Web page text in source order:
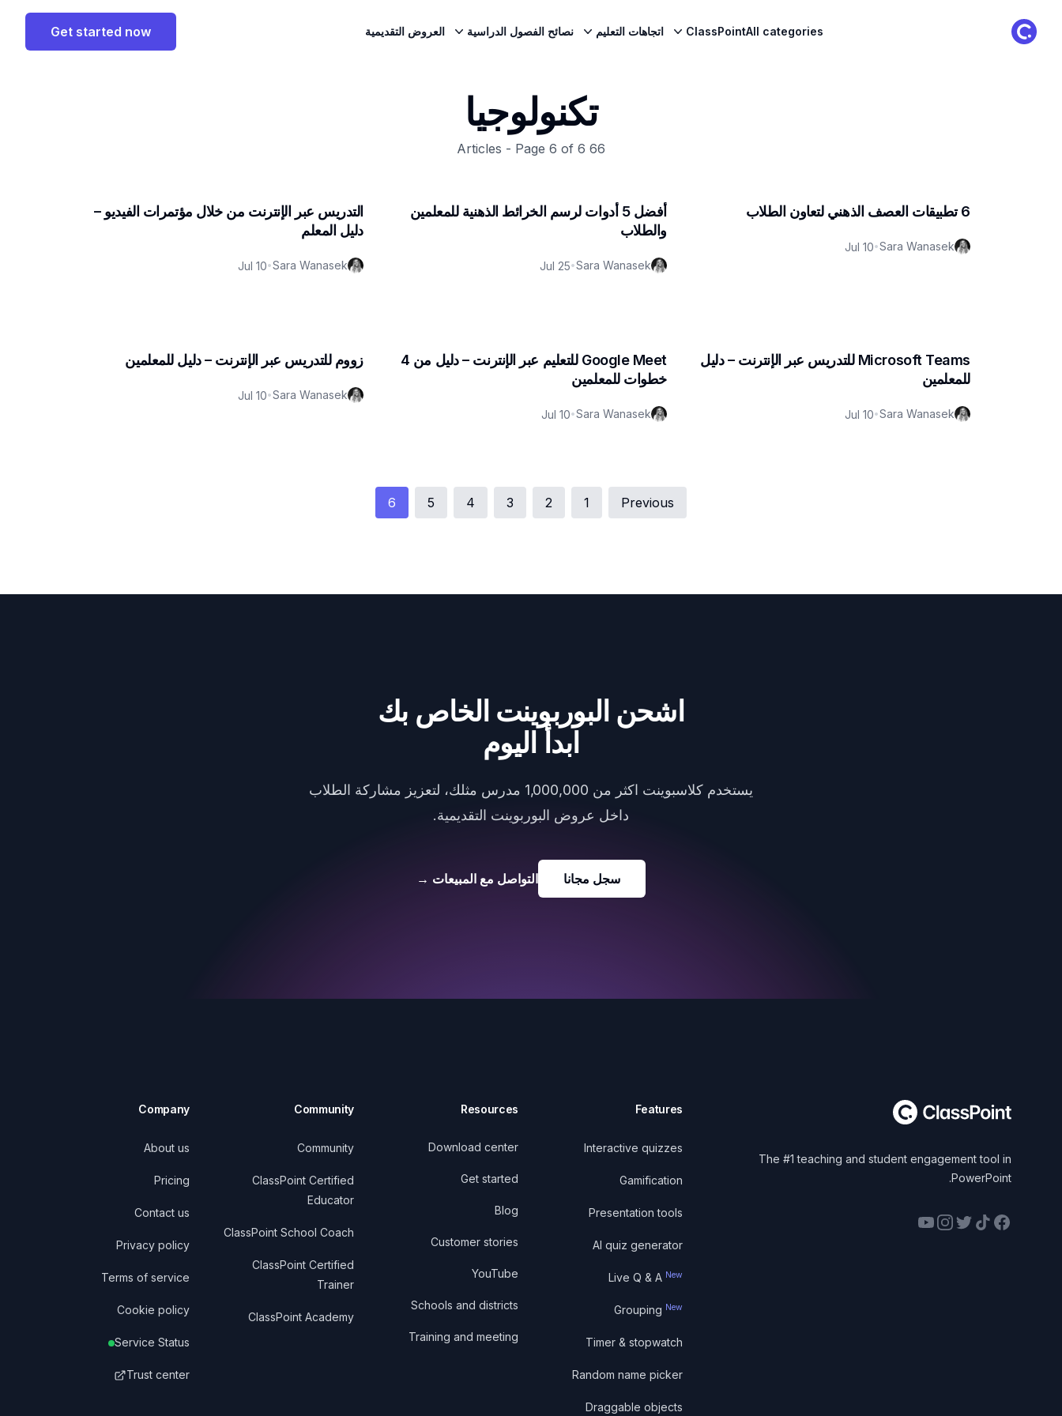
ClassPoint Logo
All categories
ClassPoint اتجاهات التعليم نصائح الفصول الدراسية العروض التقديمية Get started now
تكنولوجيا
66
6 of 6
6 تطبيقات العصف الذهني لتعاون الطلاب
Sara Wanasek
•
Jul 10
أفضل 5 أدوات لرسم الخرائط الذهنية للمعلمين
والطلاب
Sara Wanasek
•
Jul 25
التدريس عبر الإنترنت من خلال مؤتمرات الفيديو –
دليل المعلم
Sara Wanasek
•
Jul 10
Microsoft Teams للتدريس عبر الإنترنت – دليل
للمعلمين
Sara Wanasek
•
Jul 10
Google Meet للتعليم عبر الإنترنت – دليل من 4
خطوات للمعلمين
Sara Wanasek
•
Jul 10
زووم للتدريس عبر الإنترنت – دليل للمعلمين
Sara Wanasek
•
Jul 10
Previous
1
2
3
4
5
6
اشحن البوربوينت الخاص بك
ابدأ اليوم
يستخدم كلاسبوينت اكثر من 1,000,000 مدرس مثلك، لتعزيز مشاركة الطلاب
داخل عروض البوربوينت التقديمية.
سجل مجانا التواصل مع المبيعات →
The #1 teaching and student engagement tool in
PowerPoint.
Facebook
TikTok
Twitter
Instagram
YouTube
Features
Interactive quizzes
Gamification
Presentation tools
AI quiz generator
Live Q & A New
Grouping New
Timer & stopwatch
Random name picker
Draggable objects
Resources
Download center
Get started
Blog
Customer stories
YouTube
Schools and districts
Training and meeting
Community
Community
ClassPoint Certified
Educator
ClassPoint School Coach
ClassPoint Certified
Trainer
ClassPoint Academy
Company
About us
Pricing
Contact us
Privacy policy
Terms of service
Cookie policy
Service Status
Trust center